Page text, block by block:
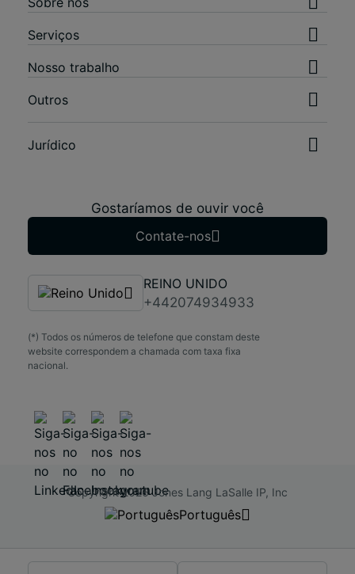
Português
Serviços
Nosso trabalho
Outros
Jurídico
Gostaríamos de ouvir você
Contate-nos
REINO UNIDO
+442074934933
(*) Todos os números de telefone que constam deste
website correspondem a chamada com taxa fixa
nacional.
Copyright 2026 Jones Lang LaSalle IP, Inc
Português